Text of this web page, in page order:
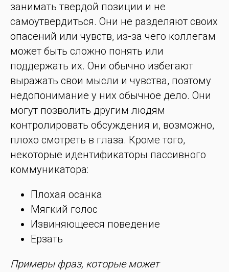
занимать твердой позиции и не
самоутвердиться. Они не разделяют своих
опасений или чувств, из-за чего коллегам
может быть сложно понять или
поддержать их. Они обычно избегают
выражать свои мысли и чувства, поэтому
недопонимание у них обычное дело. Они
могут позволить другим людям
контролировать обсуждения и, возможно,
плохо смотреть в глаза. Кроме того,
некоторые идентификаторы пассивного
коммуникатора:
Плохая осанка
Мягкий голос
Извиняющееся поведение
Ерзать
Примеры фраз, которые может